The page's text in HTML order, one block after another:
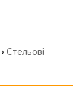
› Стельові